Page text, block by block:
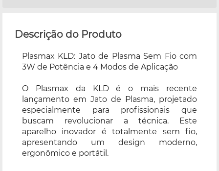
Descrição do Produto
Plasmax KLD: Jato de Plasma Sem Fio com
3W de Potência e 4 Modos de Aplicação
O Plasmax da KLD é o mais recente
lançamento em Jato de Plasma, projetado
especialmente para profissionais que
buscam revolucionar a técnica. Este
aparelho inovador é totalmente sem fio,
apresentando um design moderno,
ergonômico e portátil.